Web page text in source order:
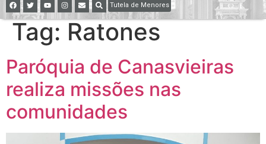
Tutela de Menores
Tag: Ratones
Paróquia de Canasvieiras
realiza missões nas
comunidades